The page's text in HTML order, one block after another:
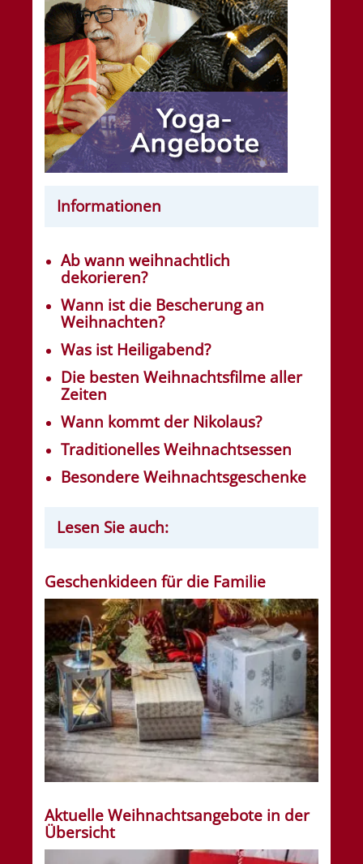
Informationen
Ab wann weihnachtlich
dekorieren?
Wann ist die Bescherung an
Weihnachten?
Was ist Heiligabend?
Die besten Weihnachtsfilme aller
Zeiten
Wann kommt der Nikolaus?
Traditionelles Weihnachtsessen
Besondere Weihnachtsgeschenke
Lesen Sie auch:
Geschenkideen für die Familie
Aktuelle Weihnachtsangebote in der
Übersicht